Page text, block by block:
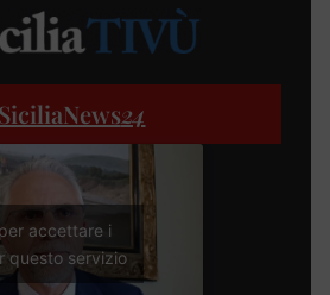
24
accettare i
questo servizio